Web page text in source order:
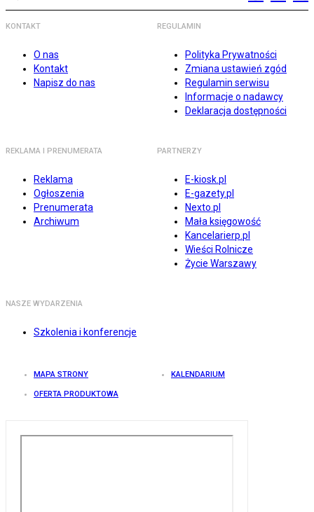
KONTAKT
O nas
Kontakt
Napisz do nas
REGULAMIN
Polityka Prywatności
Zmiana ustawień zgód
Regulamin serwisu
Informacje o nadawcy
Deklaracja dostępności
REKLAMA I PRENUMERATA
Reklama
Ogłoszenia
Prenumerata
Archiwum
PARTNERZY
E-kiosk.pl
E-gazety.pl
Nexto.pl
Mała księgowość
Kancelarierp.pl
Wieści Rolnicze
Życie Warszawy
NASZE WYDARZENIA
Szkolenia i konferencje
MAPA STRONY KALENDARIUM
OFERTA PRODUKTOWA